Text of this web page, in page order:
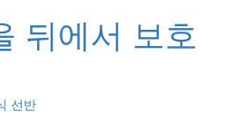
뒤에서 보호
선반